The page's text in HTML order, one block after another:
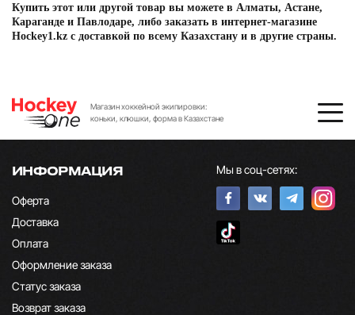
Купить этот или другой товар вы можете в Алматы, Астане,
Караганде и Павлодаре, либо заказать в интернет-магазине
Hockey1.kz с доставкой по всему Казахстану и в другие страны.
Магазин хоккейной экипировки:
коньки, клюшки, форма в Казахстане
ИНФОРМАЦИЯ
Оферта
Доставка
Оплата
Оформление заказа
Статус заказа
Возврат заказа
Мы в соц-сетях: